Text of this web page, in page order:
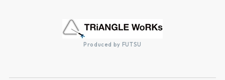
Produced by FUTSU